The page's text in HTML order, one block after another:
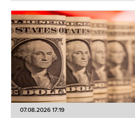
07.08.2026 17:19